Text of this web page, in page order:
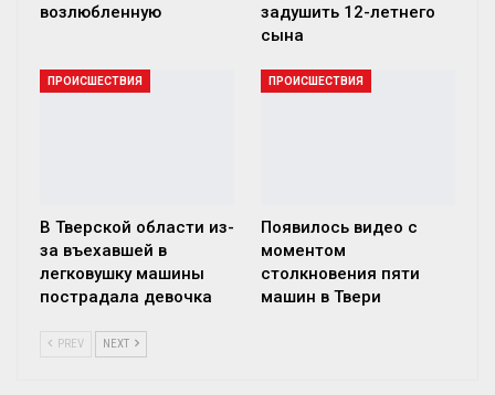
возлюбленную
задушить 12-летнего
сына
ПРОИСШЕСТВИЯ
В Тверской области из-
за въехавшей в
легковушку машины
пострадала девочка
ПРОИСШЕСТВИЯ
Появилось видео с
моментом
столкновения пяти
машин в Твери
PREV NEXT